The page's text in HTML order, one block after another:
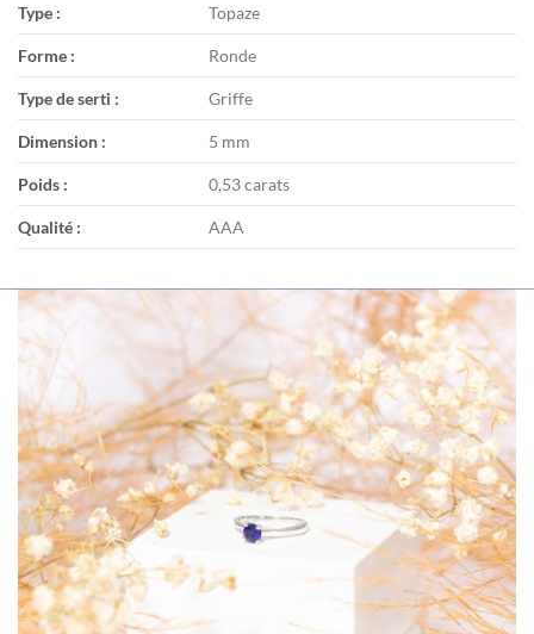
Type : Topaze
Forme : Ronde
Type de serti : Griffe
Dimension : 5 mm
Poids : 0,53 carats
Qualité : AAA